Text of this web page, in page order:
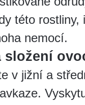
této
nemocí.
složení
v jižní a